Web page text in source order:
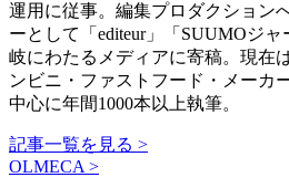
運用に従事。編集プロダクション
ーとして「editeur」「SUUMOジ
岐にわたるメディアに寄稿。現在
ンビニ・ファストフード・メーカ
中心に年間1000本以上執筆。
記事一覧を見る >
OLMECA >